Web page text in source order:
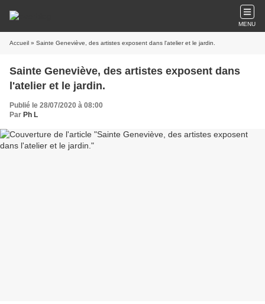
MENU
Accueil » Sainte Geneviève, des artistes exposent dans l'atelier et le jardin.
Sainte Geneviève, des artistes exposent dans
l'atelier et le jardin.
Publié le 28/07/2020 à 08:00
Par Ph L